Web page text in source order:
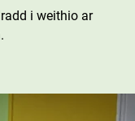
i weithio ar